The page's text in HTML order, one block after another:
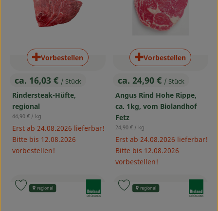
, Preis:
ca. 16,03 € / Stück
Rindersteak-Hüfte,
regional
, Referenzpreis:
44,90 € / kg
Erst ab 24.08.2026 lieferbar!
Bitte bis 12.08.2026
vorbestellen!
Vorbestellen
, Preis:
ca. 24,90 € / Stück
Angus Rind Hohe Rippe,
ca. 1kg, vom Biolandhof
Fetz
, Referenzpreis:
24,90 € / kg
Erst ab 24.08.2026 lieferbar!
Bitte bis 12.08.2026
vorbestellen!
Vorbestellen
, Kontrollstelle:
DE-ÖKO-006
regional
Produkt zu Favouriten hinzufügen
, Kontrollstelle:
DE-ÖKO-006
regional
Produkt zu Favouriten